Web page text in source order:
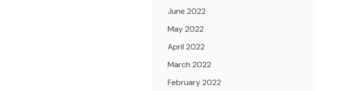
June 2022
May 2022
April 2022
March 2022
February 2022